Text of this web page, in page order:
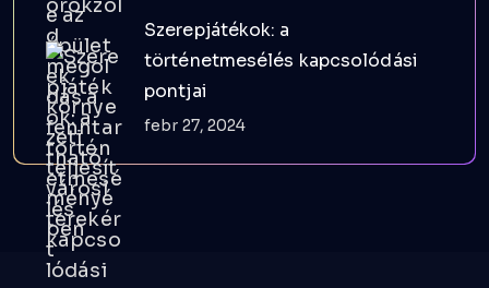
Szerepjátékok: a
történetmesélés kapcsolódási
pontjai
febr 27, 2024